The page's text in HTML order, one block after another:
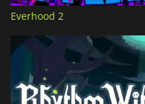
Everhood 2